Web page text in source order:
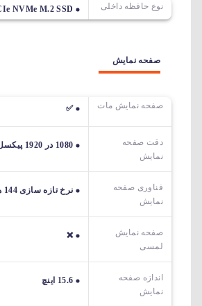
نوع حافظه داخلی PCIe NVMe M.2 SSD
صفحه نمایش
صفحه نمایش مات ✅
دقت صفحه
نمایش
1080 در 1920 پیکسل, Full HD
فناوری صفحه
نمایش
نرخ تازه سازی 144 هرتز
صفحه نمایش
لمسی
❌
اندازه صفحه
نمایش
15.6 اینچ